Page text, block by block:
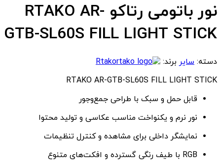
نور باتومی رتاکو RTAKO AR-
GTB-SL60S FILL LIGHT STICK
دسته: سایر برند:
Rtako
RTAKO AR-GTB-SL60S FILL LIGHT STICK
قابل حمل و سبک با طراحی جمع‌وجور
نور نرم و یکنواخت مناسب عکاسی و تولید محتوا
نمایشگر داخلی برای مشاهده و کنترل تنظیمات
RGB با طیف رنگی گسترده و افکت‌های متنوع